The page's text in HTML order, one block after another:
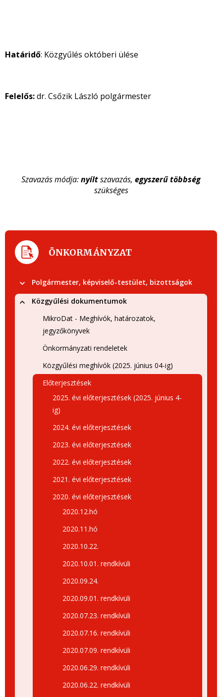
Határidő: Közgyűlés októberi ülése
Felelős:dr. Csőzik László polgármester
Szavazás módja:nyíltszavazás, egyszerű többség
szükséges
ÖNKORMÁNYZAT
Polgármester, képviselő-testület, bizottságok
Közgyűlési dokumentumok
MikroDat - Meghívók, határozatok,
jegyzőkönyvek
Önkormányzati rendeletek
Közgyűlési meghívók (2025. június 04-ig)
Előterjesztések
2025. évi előterjesztések (2025. június 4-
ig)
2024. évi előterjesztések
2023. évi előterjesztések
2022. évi előterjesztések
2021. évi előterjesztések
2020. évi előterjesztések
2020.12.hó
2020.11.hó
2020.10.22.
2020.10.01. rendkívüli
2020.09.24.
2020.09.01. rendkívüli
2020.07.23. rendkívüli
2020.07.16. rendkívüli
2020.07.09. rendkívüli
2020.06.29. rendkívüli
2020.06.22. rendkívüli